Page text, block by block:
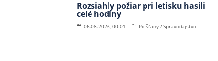
Rozsiahly požiar pri letisku hasili
celé hodiny
06.08.2026, 00:01 Piešťany / Spravodajstvo